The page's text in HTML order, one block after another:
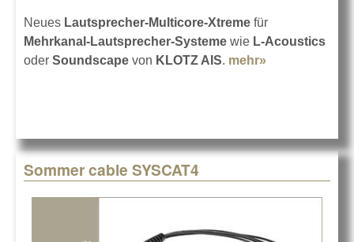
Neues Lautsprecher-Multicore-Xtreme für
Mehrkanal-Lautsprecher-Systeme wie L-Acoustics
oder Soundscape von KLOTZ AIS. mehr»
Sommer cable SYSCAT4